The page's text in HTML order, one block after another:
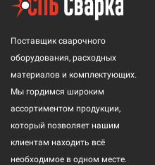
Поставщик сварочного
оборудования, расходных
материалов и комплектующих.
Мы гордимся широким
ассортиментом продукции,
который позволяет нашим
клиентам находить всё
необходимое в одном месте.